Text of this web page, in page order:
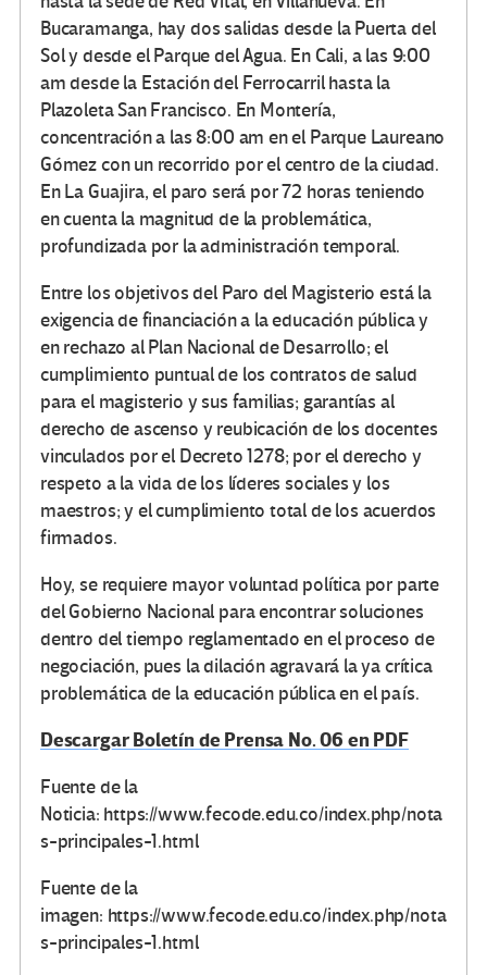
Bucaramanga, hay dos salidas desde la Puerta del
Sol y desde el Parque del Agua. En Cali, a las 9:00
am desde la Estación del Ferrocarril hasta la
Plazoleta San Francisco. En Montería,
concentración a las 8:00 am en el Parque Laureano
Gómez con un recorrido por el centro de la ciudad.
En La Guajira, el paro será por 72 horas teniendo
en cuenta la magnitud de la problemática,
profundizada por la administración temporal.
Entre los objetivos del Paro del Magisterio está la
exigencia de financiación a la educación pública y
en rechazo al Plan Nacional de Desarrollo; el
cumplimiento puntual de los contratos de salud
para el magisterio y sus familias; garantías al
derecho de ascenso y reubicación de los docentes
vinculados por el Decreto 1278; por el derecho y
respeto a la vida de los líderes sociales y los
maestros; y el cumplimiento total de los acuerdos
firmados.
Hoy, se requiere mayor voluntad política por parte
del Gobierno Nacional para encontrar soluciones
dentro del tiempo reglamentado en el proceso de
negociación, pues la dilación agravará la ya crítica
problemática de la educación pública en el país.
Descargar Boletín de Prensa No. 06 en PDF
Fuente de la
Noticia: https://www.fecode.edu.co/index.php/nota
s-principales-1.html
Fuente de la
imagen: https://www.fecode.edu.co/index.php/nota
s-principales-1.html